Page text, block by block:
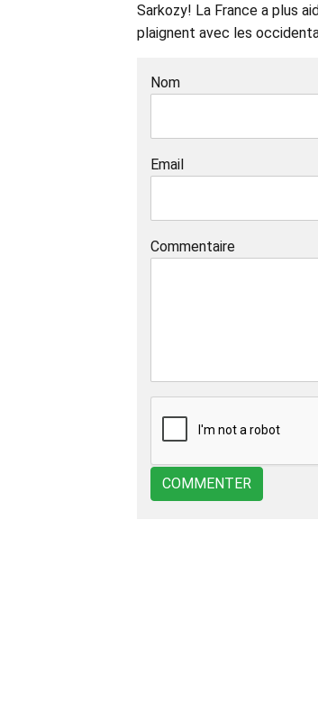
Sarkozy! La France a plus
plaignent avec les
Nom
Email
Commentaire
COMMENTER